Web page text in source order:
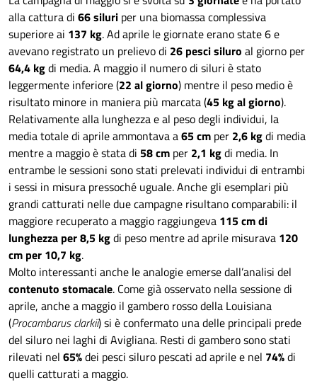
alla cattura di 66 siluri per una biomassa complessiva
superiore ai 137 kg. Ad aprile le giornate erano state 6 e
avevano registrato un prelievo di 26 pesci siluro al giorno per
64,4 kgdi media. A maggio il numero di siluri è stato
leggermente inferiore (22 al giorno) mentre il peso medio è
risultato minore in maniera più marcata (45 kg al giorno).
Relativamente alla lunghezza e al peso degli individui, la
media totale di aprile ammontava a65 cm per 2,6 kgdi media
mentre a maggio è stata di 58 cm per 2,1 kgdi media. In
entrambe le sessioni sono stati prelevati individui di entrambi
i sessi in misura pressoché uguale. Anche gli esemplari più
grandi catturati nelle due campagne risultano comparabili: il
maggiore recuperato a maggio raggiungeva 115 cm di
lunghezza per 8,5 kgdi peso mentre ad aprile misurava 120
cm per 10,7 kg.
Molto interessanti anche le analogie emerse dall’analisi del
contenuto stomacale. Come già osservato nella sessione di
aprile, anche a maggio il gambero rosso della Louisiana
(Procambarus clarkii) si è confermato una delle principali prede
del siluro nei laghi di Avigliana. Resti di gambero sono stati
rilevati nel 65%dei pesci siluro pescati ad aprile e nel 74%di
quelli catturati a maggio.